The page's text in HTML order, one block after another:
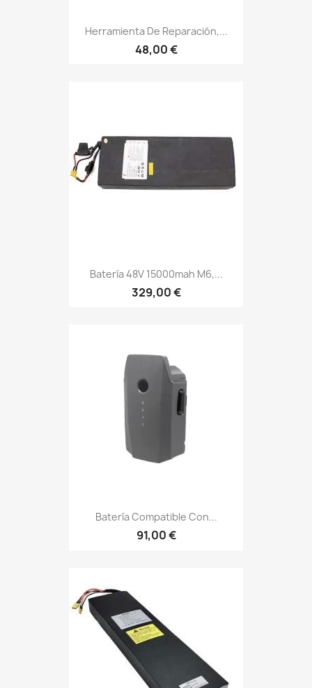
Herramienta De Reparación,...
48,00 €
Batería 48V 15000mah M6,...
329,00 €
Batería Compatible Con...
91,00 €